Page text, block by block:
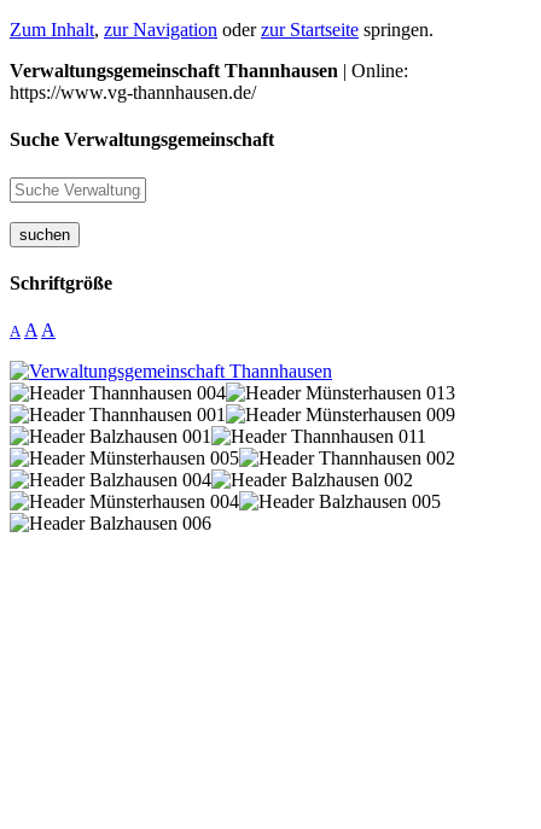
Zum Inhalt, zur Navigation oderzur Startseite springen.
Verwaltungsgemeinschaft Thannhausen | Online:
https://www.vg-thannhausen.de/
Suche Verwaltungsgemeinschaft
suchen
Schriftgröße
A A A